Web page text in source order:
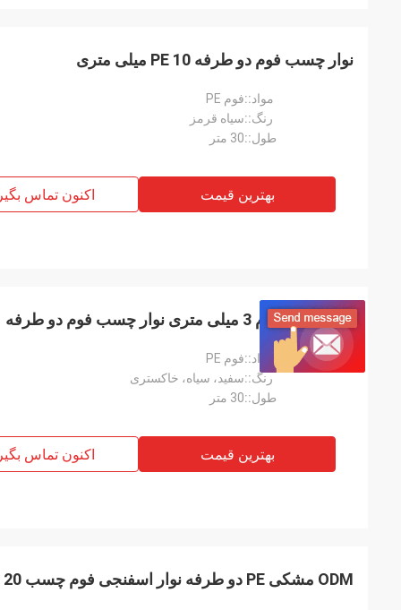
نوار چسب فوم دو طرفه PE 10 میلی متری
مواد::فوم PE
رنگ::سیاه قرمز
طول::30 متر
بهترین قیمت اکنون تماس
نوار چسب فوم 3 میلی متری نوار چسب فوم دو طرفه
مواد::فوم PE
رنگ::سفید، سیاه، خاکستری
طول::30 متر
بهترین قیمت اکنون تماس
ODM مشکی PE دو طرفه نوار اسفنجی فوم چسب 20 میلی متر